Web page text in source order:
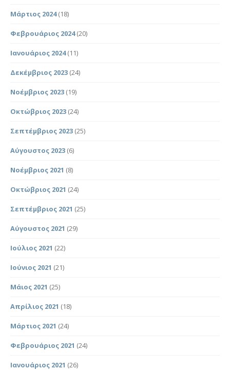
Μάρτιος 2024(18)
Φεβρουάριος 2024(20)
Ιανουάριος 2024(11)
Δεκέμβριος 2023 (24)
Νοέμβριος 2023 (19)
Οκτώβριος 2023 (24)
Σεπτέμβριος 2023 (25)
Αύγουστος 2023 (6)
Νοέμβριος 2021 (8)
Οκτώβριος 2021 (24)
Σεπτέμβριος 2021 (25)
Αύγουστος 2021 (29)
Ιούλιος 2021 (22)
Ιούνιος 2021 (21)
Μάιος 2021 (25)
Απρίλιος 2021 (18)
Μάρτιος 2021 (24)
Φεβρουάριος 2021 (24)
Ιανουάριος 2021 (26)